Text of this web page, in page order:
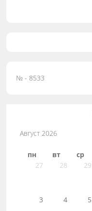
№ - 8533
Август 2026
пн вт ср
27
28 29
3 4 5